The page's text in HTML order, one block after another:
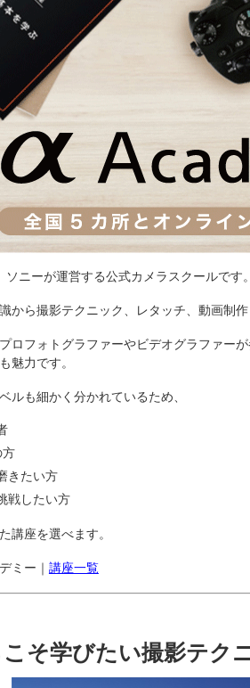
ソニーが運営する公式カメラスクールです
から撮影テクニック、レタッチ、動画制
ロフォトグラファーやビデオグラファー
魅力です。
ルも細かく分かれているため、
方
きたい方
戦したい方
講座を選べます。
ミー｜ 講座一覧
そ学びたい撮影テク